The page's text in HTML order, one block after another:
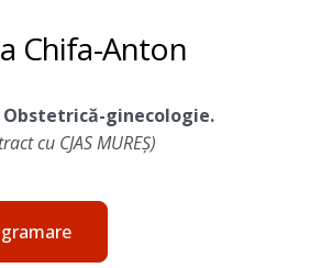
Chifa-Anton
ginecologie.
cu CJAS MUREȘ)